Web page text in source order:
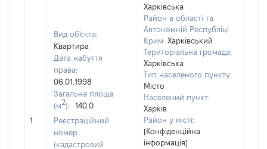
1
Вид об'єкта:
Квартира
Дата набуття
права:
06.01.1998
Загальна площа
(м2):
140.0
Реєстраційний
номер
(кадастровий
Харківська
Район в області та
Автономній Республіці
Крим: Харківський
Територіальна громада:
Харківська
Тип населеного пункту:
Місто
Населений пункт:
Харків
Район у місті:
[Конфіденційна
інформація]